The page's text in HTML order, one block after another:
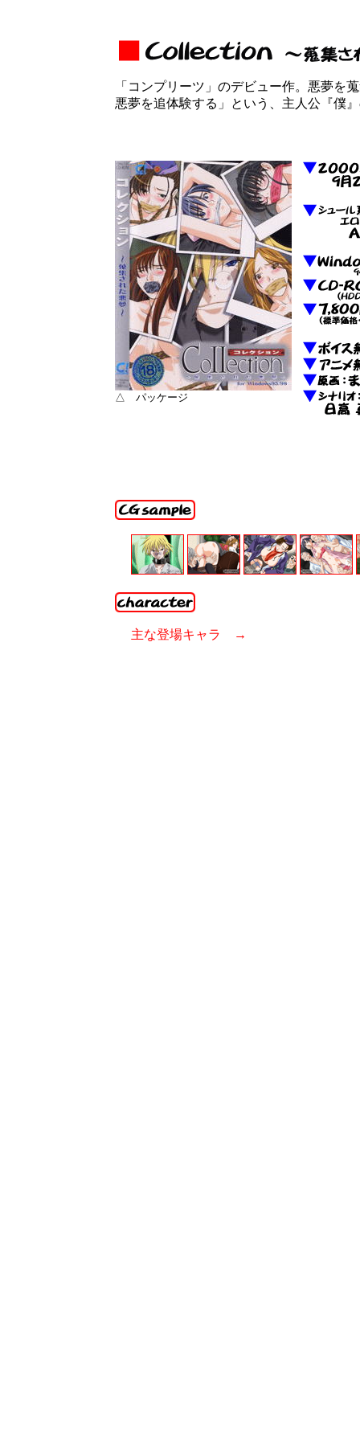
「コンプリーツ」のデビュー作。悪夢を
悪夢を追体験する」という、主人公『僕
△ パッケージ
主な登場キャラ →